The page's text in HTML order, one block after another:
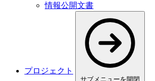
情報公開文書
プロジェクト
サブメニューを開閉